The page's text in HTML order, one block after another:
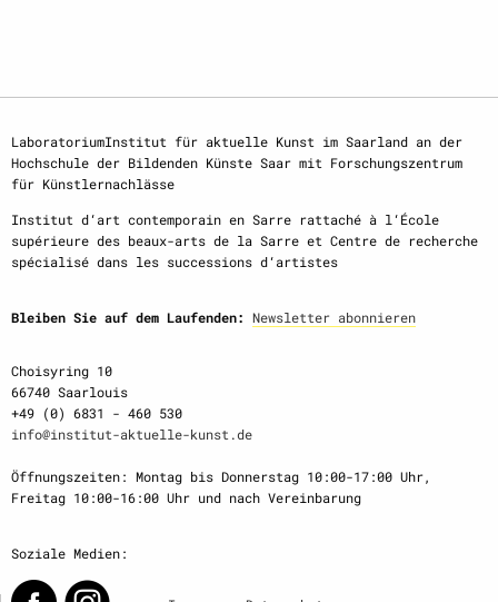
LaboratoriumInstitut für aktuelle Kunst im Saarland an der
Hochschule der Bildenden Künste Saar mit Forschungszentrum
für Künstlernachlässe
Institut d‘art contemporain en Sarre rattaché à l‘École
supérieure des beaux-arts de la Sarre et Centre de recherche
spécialisé dans les successions d‘artistes
Bleiben Sie auf dem Laufenden: Newsletter abonnieren
Choisyring 10
66740 Saarlouis
+49 (0) 6831 - 460 530
info@institut-aktuelle-kunst.de
Öffnungszeiten: Montag bis Donnerstag 10:00-17:00 Uhr,
Freitag 10:00-16:00 Uhr und nach Vereinbarung
Soziale Medien: